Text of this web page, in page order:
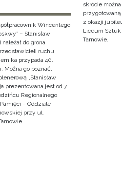
Wincentego
– Stanisław
należał do grona
ruchu
przypada 40.
Można go poznać,
„Stanisław
prezentowana jest od 7
Regionalnego
– Oddziale
przy ul.
skrócie
z okazji
Liceum Sztuk
Tarnowie.